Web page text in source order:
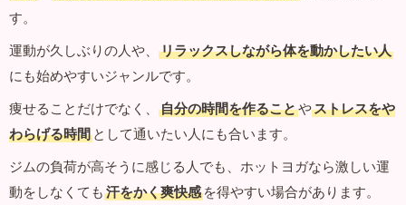
す。
運動が久しぶりの人や、
リラックスしながら体を動かしたい人
にも始めやすいジャンルです。
痩せることだけでなく、
自分の時間を作ることやストレスをや
わらげる時間 として通いたい人にも合います。
ジムの負荷が高そうに感じる人でも、ホットヨガなら激しい運
動をしなくても 汗をかく爽快感 を得やすい場合があります。